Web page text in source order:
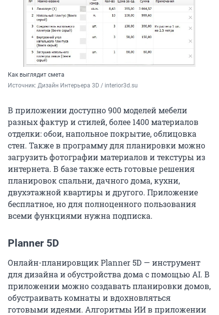
Как выглядит смета
Источник: Дизайн Интерьера 3D / interior3d.su
В приложении доступно 900 моделей мебели
разных фактур и стилей, более 1400 материалов
отделки: обои, напольное покрытие, облицовка
стен. Также в программу для планировки можно
загрузить фотографии материалов и текстуры из
интернета. В базе также есть готовые решения
планировок спальни, дачного дома, кухни,
двухэтажной квартиры и другого. Приложение
бесплатное, но для полноценного пользования
всеми функциями нужна подписка.
Planner 5D
Онлайн-планировщик Planner 5D — инструмент
для дизайна и обустройства дома с помощью AI. В
приложении можно создавать планировки домов,
обустраивать комнаты и вдохновляться
готовыми идеями. Алгоритмы ИИ в приложении